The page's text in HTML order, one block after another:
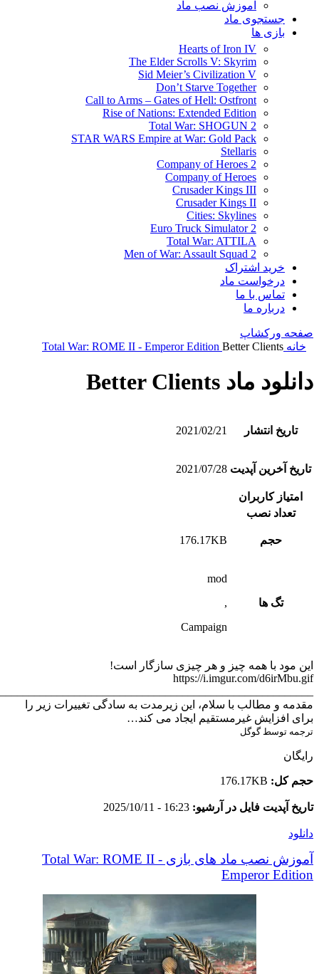
آموزش نصب ماد
جستجوی ماد
بازی ها
Hearts of Iron IV
The Elder Scrolls V: Skyrim
Sid Meier’s Civilization V
Don’t Starve Together
Call to Arms – Gates of Hell: Ostfront
Rise of Nations: Extended Edition
Total War: SHOGUN 2
STAR WARS Empire at War: Gold Pack
Stellaris
Company of Heroes 2
Company of Heroes
Crusader Kings III
Crusader Kings II
Cities: Skylines
Euro Truck Simulator 2
Total War: ATTILA
Men of War: Assault Squad 2
خرید اشتراک
درخواست ماد
تماس با ما
درباره ما
صفحه ورکشاپ
خانه
Total War: ROME II - Emperor Edition Better Clients
دانلود ماد Better Clients
تاریخ انتشار 2021/02/21
تاریخ آخرین آپدیت 2021/07/28
امتیاز کاربران
تعداد نصب
حجم 176.17KB
تگ ها
mod
,
Campaign
این مود با همه چیز و هر چیزی سازگار است!
https://i.imgur.com/d6irMbu.gif
مقدمه و مطالب با سلام، این زیرمدت به سادگی تغییرات زیر را
برای افزایش غیرمستقیم ایجاد می کند…
ترجمه توسط گوگل
رایگان
حجم کل: 176.17KB
تاریخ آپدیت فایل در آرشیو: 16:23 - 2025/10/11
دانلود
آموزش نصب ماد های بازی Total War: ROME II -
Emperor Edition